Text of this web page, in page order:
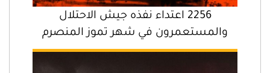
2256 اعتداء نفذه جيش الاحتلال
والمستعمرون في شهر تموز المنصرم